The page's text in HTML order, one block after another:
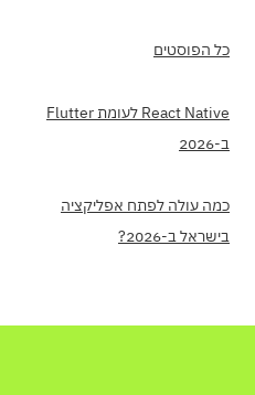
כל הפוסטים
React Native לעומת Flutter
ב-2026
כמה עולה לפתח אפליקציה
בישראל ב-2026?